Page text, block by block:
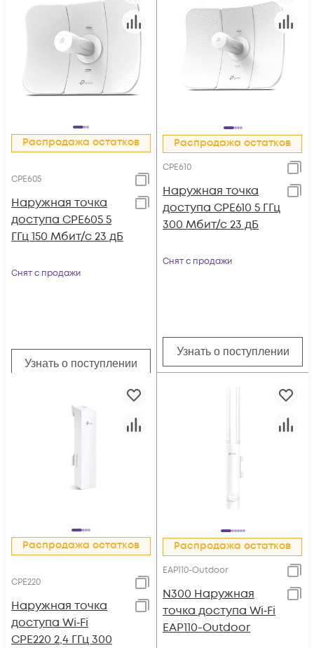
Распродажа остатков
CPE605
Наружная точка
доступа CPE605 5
ГГц 150 Мбит/с 23 дБ
Снят с продажи
Узнать о поступлении
Распродажа остатков
CPE610
Наружная точка
доступа CPE610 5 ГГц
300 Мбит/с 23 дБ
Снят с продажи
Узнать о поступлении
Распродажа остатков
CPE220
Наружная точка
доступа Wi‑Fi
CPE220 2,4 ГГц 300
Распродажа остатков
EAP110-Outdoor
N300 Наружная
точка доступа Wi‑Fi
EAP110-Outdoor